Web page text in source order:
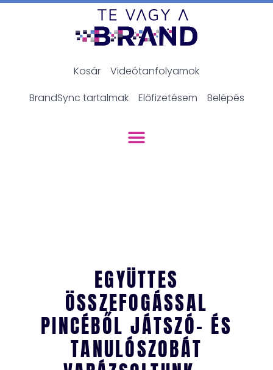
Kosár
Videótanfolyamok
BrandSync tartalmak
Előfizetésem Belépés
EGYÜTTES
ÖSSZEFOGÁSSAL
PINCÉBŐL JÁTSZÓ- ÉS
TANULÓSZOBÁT